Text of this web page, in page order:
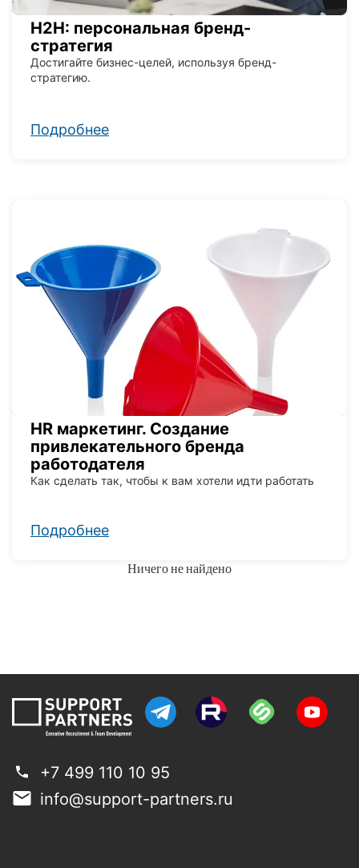
H2H: персональная бренд-
стратегия
Достигайте бизнес-целей, используя бренд-
стратегию.
Подробнее
HR маркетинг. Создание
привлекательного бренда
работодателя
Как сделать так, чтобы к вам хотели идти работать
Подробнее
Ничего не найдено
+7 499 110 10 95
info@support-partners.ru